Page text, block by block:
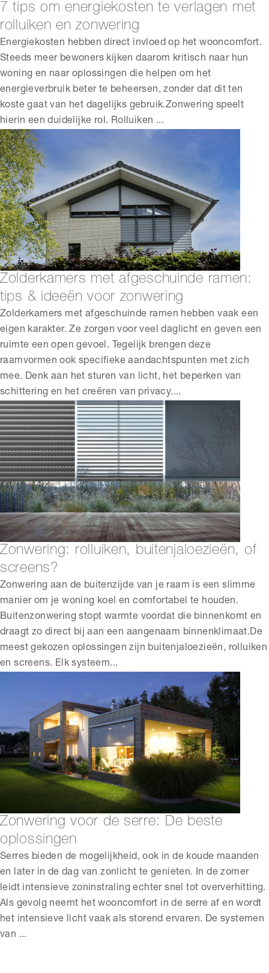
7 tips om energiekosten te verlagen met
rolluiken en zonwering
Energiekosten hebben direct invloed op het wooncomfort.
Steeds meer bewoners kijken daarom kritisch naar hun
woning en naar oplossingen die helpen om het
energieverbruik beter te beheersen, zonder dat dit ten
koste gaat van het dagelijks gebruik.Zonwering speelt
hierin een duidelijke rol. Rolluiken ...
Zolderkamers met afgeschuinde ramen:
tips & ideeën voor zonwering
Zolderkamers met afgeschuinde ramen hebben vaak een
eigen karakter. Ze zorgen voor veel daglicht en geven een
ruimte een open gevoel. Tegelijk brengen deze
raamvormen ook specifieke aandachtspunten met zich
mee. Denk aan het sturen van licht, het beperken van
schittering en het creëren van privacy....
Zonwering: rolluiken, buitenjaloezieën, of
screens?
Zonwering aan de buitenzijde van je raam is een slimme
manier om je woning koel en comfortabel te houden.
Buitenzonwering stopt warmte voordat die binnenkomt en
draagt zo direct bij aan een aangenaam binnenklimaat.De
meest gekozen oplossingen zijn buitenjaloezieën, rolluiken
en screens. Elk systeem...
Zonwering voor de serre: De beste
oplossingen
Serres bieden de mogelijkheid, ook in de koude maanden
en later in de dag van zonlicht te genieten. In de zomer
leidt intensieve zoninstraling echter snel tot oververhitting.
Als gevolg neemt het wooncomfort in de serre af en wordt
het intensieve licht vaak als storend ervaren. De systemen
van ...